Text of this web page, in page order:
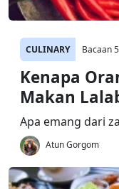
CULINARY Bacaan
Kenapa
Makan
Apa emang dari
Atun Gorgom